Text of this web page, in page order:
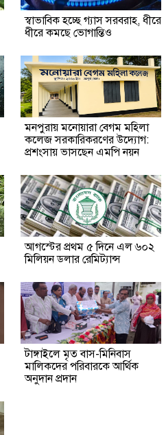
স্বাভাবিক হচ্ছে গ্যাস সরবরাহ, ধীরে
ধীরে কমছে ভোগান্তিও
মনপুরায় মনোয়ারা বেগম মহিলা
কলেজ সরকারিকরণের উদ্যোগ:
প্রশংসায় ভাসছেন এমপি নয়ন
আগস্টের প্রথম ৫ দিনে এল ৬০২
মিলিয়ন ডলার রেমিট্যান্স
টাঙ্গাইলে মৃত বাস-মিনিবাস
মালিকদের পরিবারকে আর্থিক
অনুদান প্রদান